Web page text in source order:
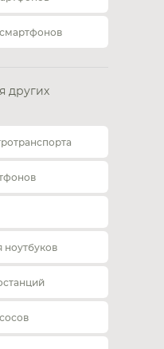
других
ноутбуков